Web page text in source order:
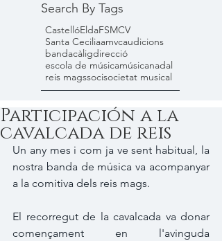
Search By Tags
CastellóEldaFSMCV
Santa Ceciliaamvcaudicions
bandacàligdirecció
escola de músicamúsicanadal
reis magssocisocietat musical
Participación a la
cavalcada de reis
Un any mes i com ja ve sent habitual, la
nostra banda de música va acompanyar
a la comitiva dels reis mags.
El recorregut de la cavalcada va donar
començament en l'avinguda